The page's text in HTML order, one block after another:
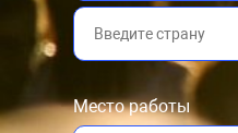
Место работы